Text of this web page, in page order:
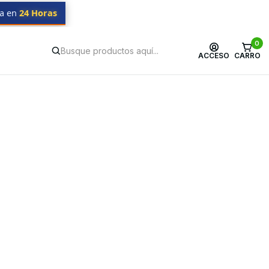
ACCESO
0
CARRO
en 24 Horas